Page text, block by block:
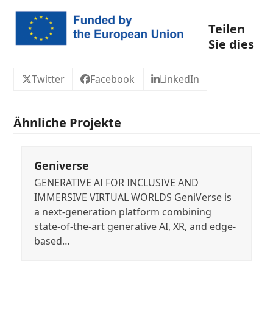
Teilen
Sie dies
Twitter Facebook LinkedIn
Ähnliche Projekte
Geniverse
GENERATIVE AI FOR INCLUSIVE AND
IMMERSIVE VIRTUAL WORLDS GeniVerse is
a next-generation platform combining
state-of-the-art generative AI, XR, and edge-
based…